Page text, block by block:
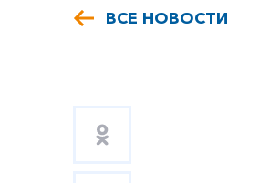
ВСЕ НОВОСТИ